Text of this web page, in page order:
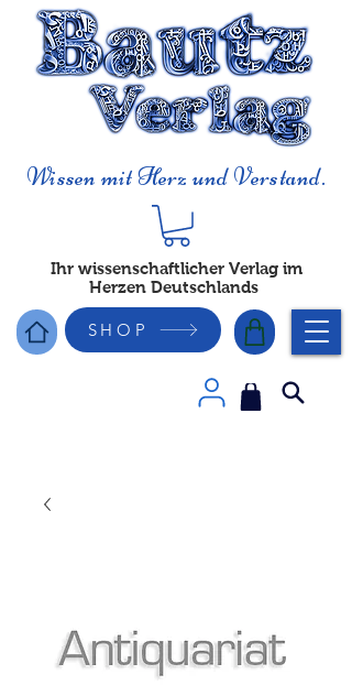
Wissen mit Herz und Verstand.
Ihr wissenschaftlicher Verlag im
Herzen Deutschlands
SHOP